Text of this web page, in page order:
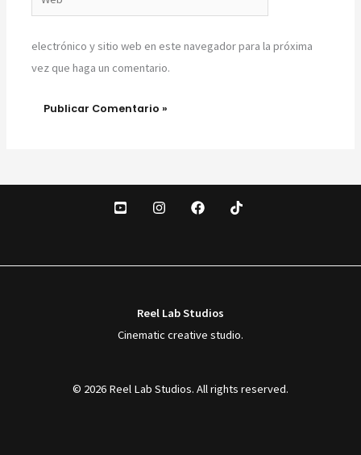
electrónico y sitio web en este navegador para la próxima
vez que haga un comentario.
Reel Lab Studios
Cinematic creative studio.
© 2026 Reel Lab Studios. All rights reserved.